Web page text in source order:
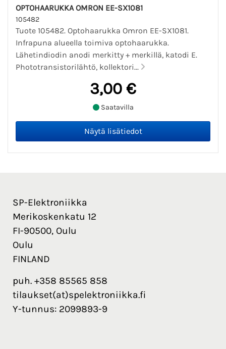
OPTOHAARUKKA OMRON EE-SX1081
105482
Tuote 105482. Optohaarukka Omron EE-SX1081.
Infrapuna alueella toimiva optohaarukka.
Lähetindiodin anodi merkitty + merkillä, katodi E.
Phototransistorilähtö, kollektori...
3,00 €
Saatavilla
SP-Elektroniikka
Merikoskenkatu 12
FI-90500, Oulu
Oulu
FINLAND
puh. +358 85565 858
tilaukset(at)spelektroniikka.fi
Y-tunnus: 2099893-9